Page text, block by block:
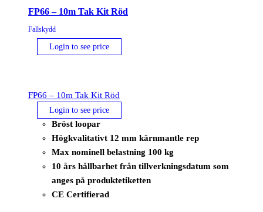
FP66 – 10m Tak Kit Röd
Fallskydd
Login to see price
FP66 – 10m Tak Kit Röd
Login to see price
Bröst loopar
Högkvalitativt 12 mm kärnmantle rep
Max nominell belastning 100 kg
10 års hållbarhet från tillverkningsdatum som
anges på produktetiketten
CE Certifierad